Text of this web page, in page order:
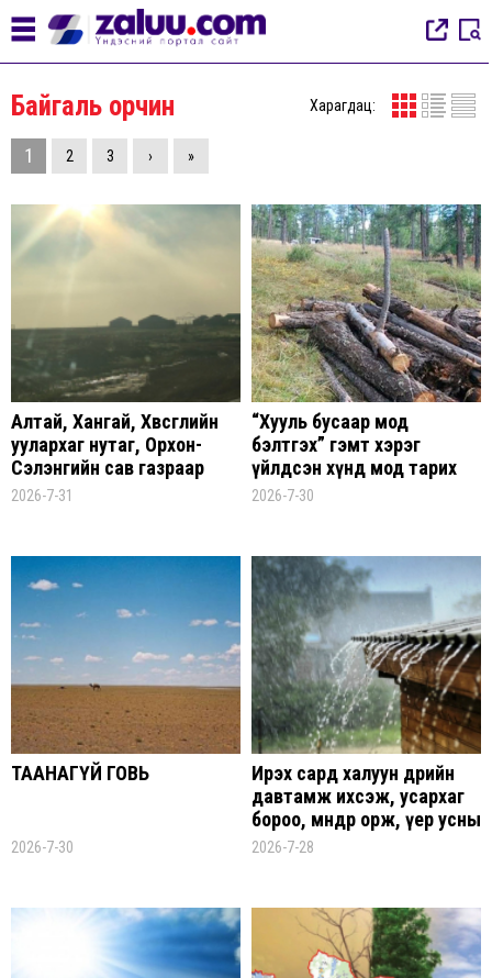
Байгаль орчин Харагдац:
1 2 3 › »
Алтай, Хангай, Хөвсгөлийн
уулархаг нутаг, Орхон-
Сэлэнгийн сав газраар
бороо орно
2026-7-31
“Хууль бусаар мод
бэлтгэх” гэмт хэрэг
үйлдсэн хүнд мод тарих
үүрэг хүлээлгэжээ
2026-7-30
ТААНАГҮЙ ГОВЬ
2026-7-30
Ирэх сард халуун өдрийн
давтамж ихсэж, усархаг
бороо, мөндөр орж, үер усны
аюул үүсэх эрсдэлтэй
2026-7-28